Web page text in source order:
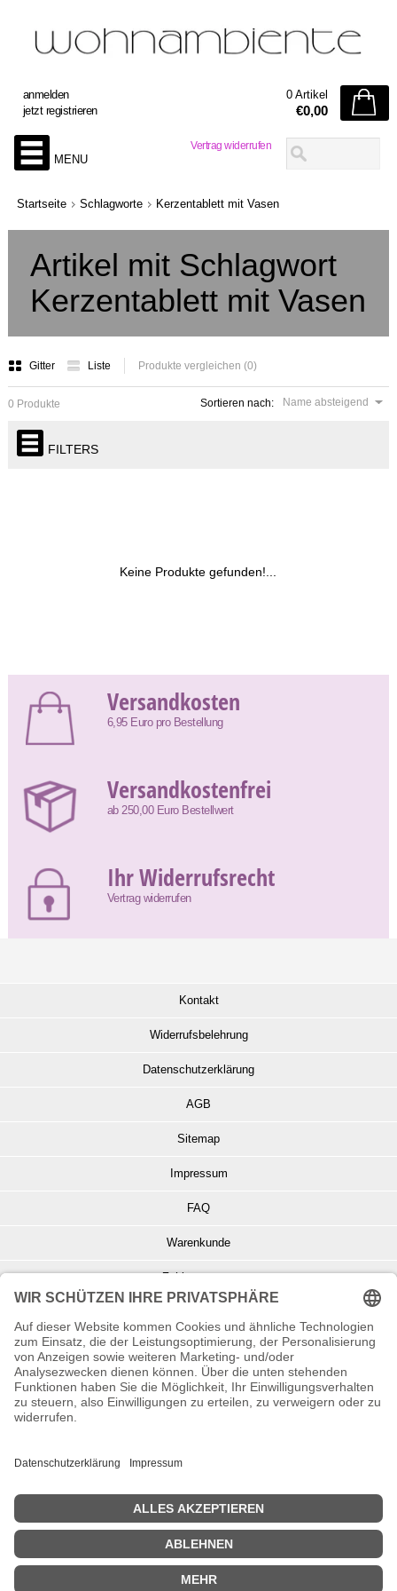
Vertrag widerrufen
anmelden
jetzt registrieren
0 Artikel
€0,00
MENU
Startseite Schlagworte Kerzentablett mit Vasen
Artikel mit Schlagwort
Kerzentablett mit Vasen
Gitter Liste Produkte vergleichen (0)
Sortieren nach: Name absteigend
0 Produkte
FILTERS
Keine Produkte gefunden!...
Versandkosten
6,95 Euro pro Bestellung
Versandkostenfrei
ab 250,00 Euro Bestellwert
Ihr Widerrufsrecht
Vertrag widerrufen
Kontakt
Widerrufsbelehrung
Datenschutzerklärung
AGB
Sitemap
Impressum
FAQ
Warenkunde
Zahlungsarten
Info zu Elektro- u. Elektronikgeräten
Batterieentsorgung
Informationen zur Echtheit von Kundenbewertungen
© Copyright 2026 Wohnambiente-Shop